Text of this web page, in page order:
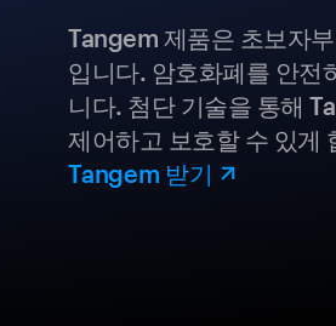
Tangem 제품은 초보자
입니다. 암호화폐를 안전
니다. 첨단 기술을 통해
제어하고 보호할 수 있게
Tangem 받기